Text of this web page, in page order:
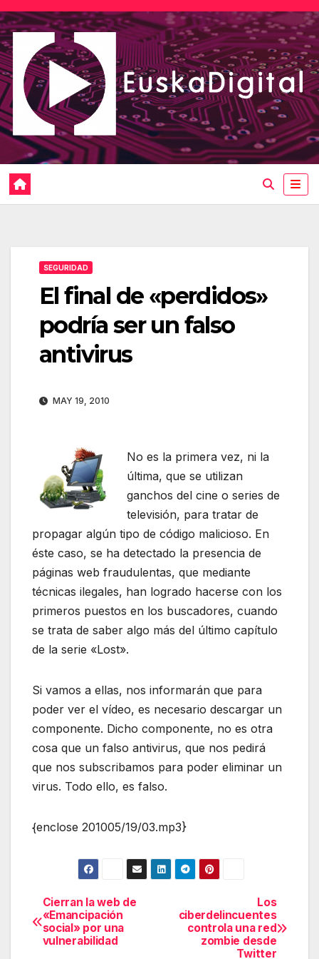
Saltar
al
contenido
SEGURIDAD
El final de «perdidos»
podría ser un falso
antivirus
MAY 19, 2010
No es la primera vez, ni la
última, que se utilizan
ganchos del cine o series de
televisión, para tratar de
propagar algún tipo de código malicioso. En
éste caso, se ha detectado la presencia de
páginas web fraudulentas, que mediante
técnicas ilegales, han logrado hacerse con los
primeros puestos en los buscadores, cuando
se trata de saber algo más del último capítulo
de la serie «Lost».
Si vamos a ellas, nos informarán que para
poder ver el vídeo, es necesario descargar un
componente. Dicho componente, no es otra
cosa que un falso antivirus, que nos pedirá
que nos subscribamos para poder eliminar un
virus. Todo ello, es falso.
{enclose 201005/19/03.mp3}
Navegación
de
Los
ciberdelincuentes
controla una red
zombie desde
Twitter
Cierran la web de
«Emancipación
social» por una
vulnerabilidad